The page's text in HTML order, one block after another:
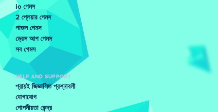
io গেমস
2 প্লেয়ার গেমস
পাজল গেমস
ড্রেস আপ গেমস
সব গেমস
HELP AND SUPPORT
প্রায়ই জিজ্ঞাসিত প্রশ্নাবলী
যোগাযোগ
গোপনীয়তা কেন্দ্র